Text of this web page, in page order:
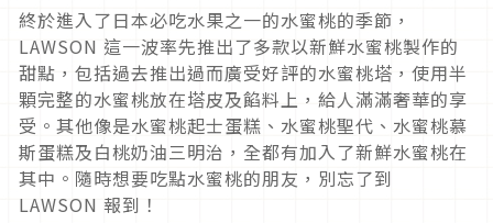
終於進入了日本必吃水果之一的水蜜桃的季節，
LAWSON 這一波率先推出了多款以新鮮水蜜桃製作的
甜點，包括過去推出過而廣受好評的水蜜桃塔，使用半
顆完整的水蜜桃放在塔皮及餡料上，給人滿滿奢華的享
受。其他像是水蜜桃起士蛋糕、水蜜桃聖代、水蜜桃慕
斯蛋糕及白桃奶油三明治，全都有加入了新鮮水蜜桃在
其中。隨時想要吃點水蜜桃的朋友，別忘了到
LAWSON 報到！